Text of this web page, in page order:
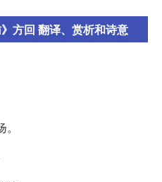
方回 翻译、赏析和诗意